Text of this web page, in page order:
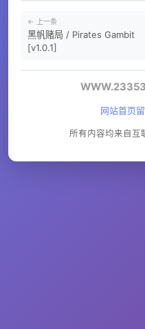
← 上一条
黑帆赌局 / Pirates Gambit
[v1.0.1]
网站首页
所有内容均来自互